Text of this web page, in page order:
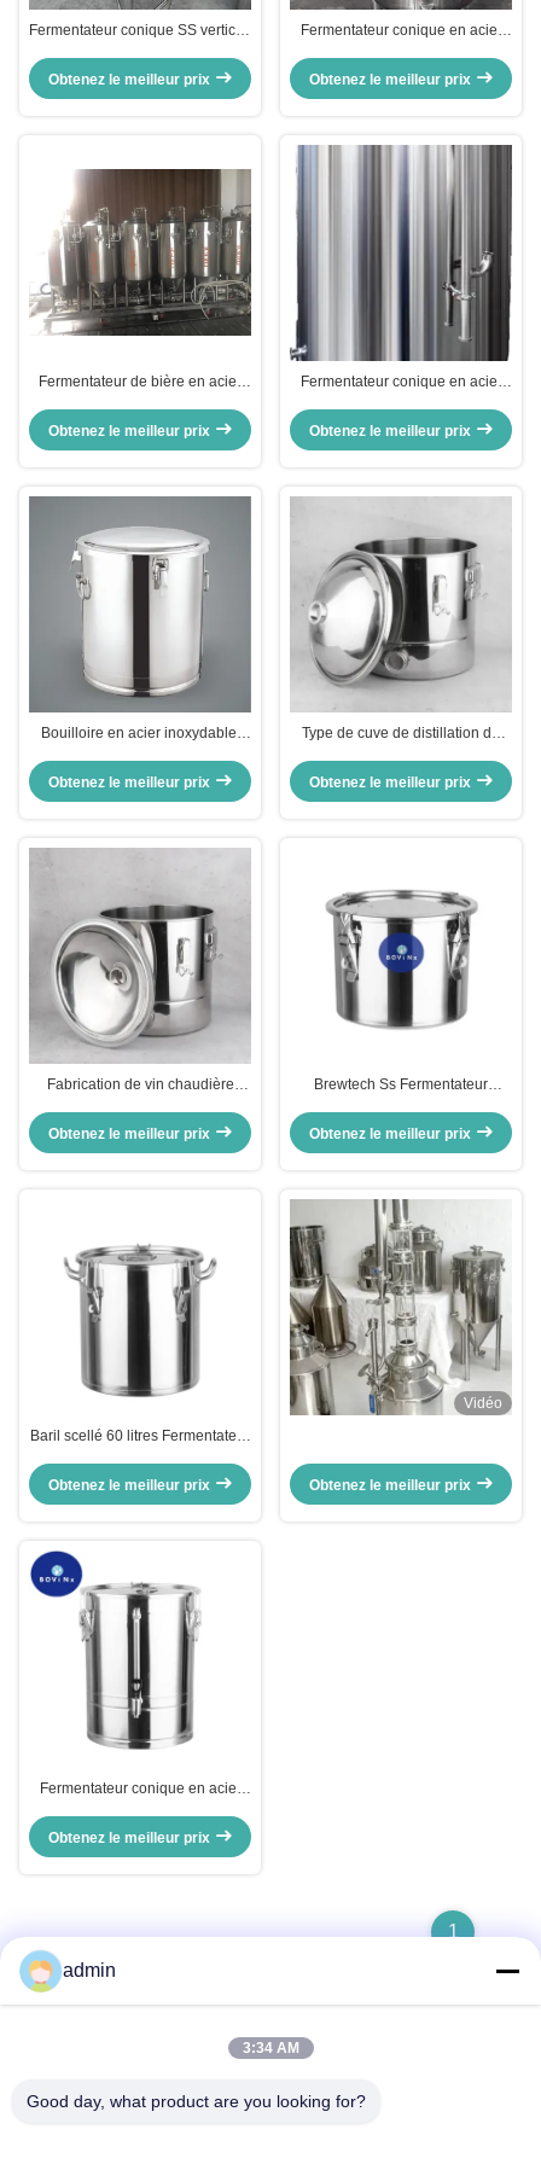
Fermentateur conique SS vertical,
Obtenez le meilleur prix
Fermentateur conique en acier
Obtenez le meilleur prix
Fermentateur de bière en acier
conique de brasserie SS
Obtenez le meilleur prix
Fermentateur conique en acier
personnalisable pour la bière
Obtenez le meilleur prix
Bouilloire en acier inoxydable,
inoxydable vertical
Obtenez le meilleur prix
Type de cuve de distillation de
acier inoxydable
Obtenez le meilleur prix
Fabrication de vin chaudière
d'usage domestique en acier
inoxydable
Obtenez le meilleur prix
Brewtech Ss Fermentateur
Brewmaster pour la bière
Obtenez le meilleur prix
Baril scellé 60 litres Fermentateur
Obtenez le meilleur prix
Vidéo
Obtenez le meilleur prix
Fermentateur conique en acier
maison OEM réservoir de
Obtenez le meilleur prix
1
admin
3:34 AM
Good day, what product are you looking for?